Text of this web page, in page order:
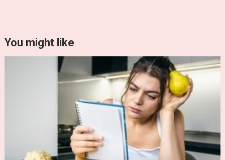
You might like